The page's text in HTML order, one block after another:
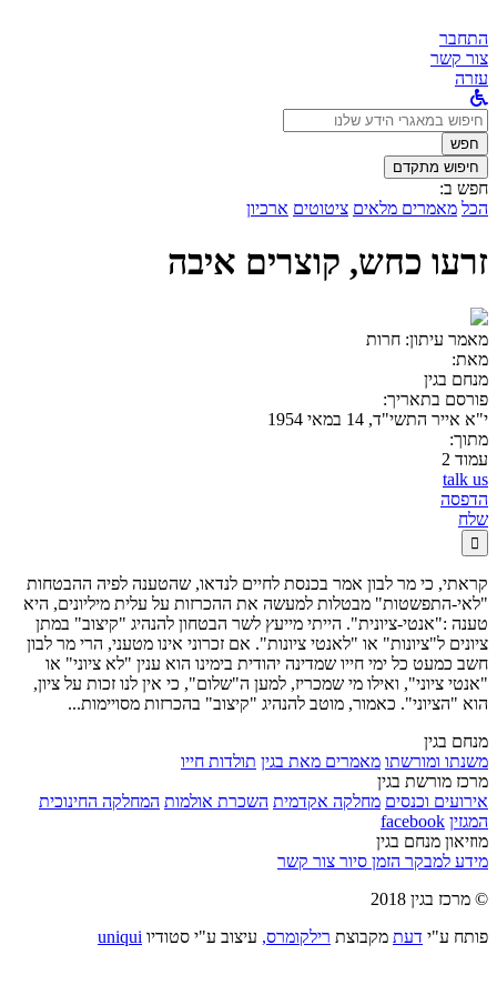
התחבר
צור קשר
עזרה
לחפש
ב:חפש
חיפוש מתקדם
חפש ב:
הכל מאמרים מלאים ציטוטים ארכיון
זרעו כחש, קוצרים איבה
מאמר עיתון: חרות
מאת:
מנחם בגין
פורסם בתאריך:
י"א אייר התשי"ד, 14 במאי 1954
מתוך:
עמוד 2
talk us
הדפסה
שלח

קראתי, כי מר לבון אמר בכנסת לחיים לנדאו, שהטענה לפיה ההבטחות
"לאי-התפשטות" מבטלות למעשה את ההכרזות על עלית מיליונים, היא
טענה :"אנטי-ציונית". הייתי מייעץ לשר הבטחון להנהיג "קיצוב" במתן
ציונים ל"ציונות" או "לאנטי ציונות". אם זכרוני אינו מטעני, הרי מר לבון
חשב כמעט כל ימי חייו שמדינה יהודית בימינו הוא ענין "לא ציוני" או
"אנטי ציוני", ואילו מי שמכריז, למען ה"שלום", כי אין לנו זכות על ציון,
הוא "הציוני". כאמור, מוטב להנהיג "קיצוב" בהכרזות מסויימות...
מנחם בגין
משנתו ומורשתו מאמרים מאת בגין תולדות חייו
מרכז מורשת בגין
אירועים וכנסים מחלקה אקדמית השכרת אולמות המחלקה החינוכית
המגזין facebook
מוזיאון מנחם בגין
מידע למבקר הזמן סיור צור קשר
© מרכז בגין 2018
פותח ע"י דעת מקבוצת רילקומרס, עיצוב ע"י סטודיו uniqui